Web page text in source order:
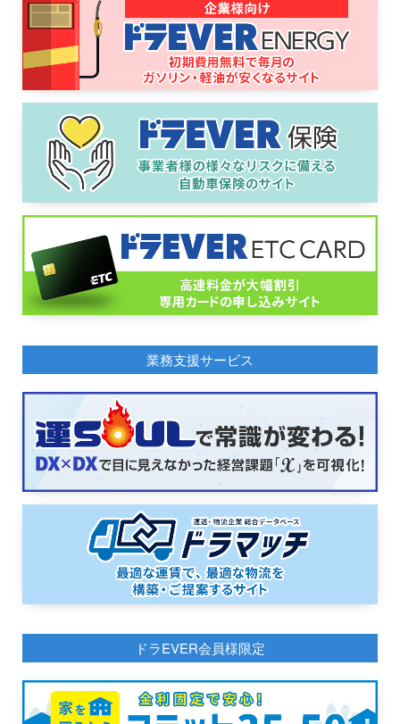
業務支援サービス
ドラEVER会員様限定